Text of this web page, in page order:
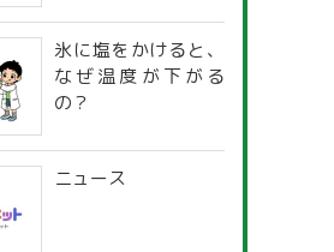
氷に塩をかけると、
なぜ温度が下がる
の？
ニュース